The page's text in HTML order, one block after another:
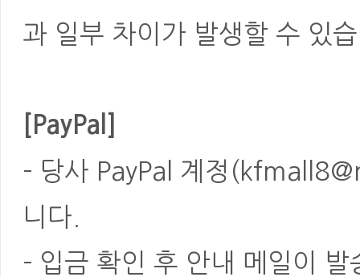
과 일부 차이가 발생할 수 있
[PayPal]
- 당사 PayPal 계정
니다.
- 입금 확인 후 안내 메일이